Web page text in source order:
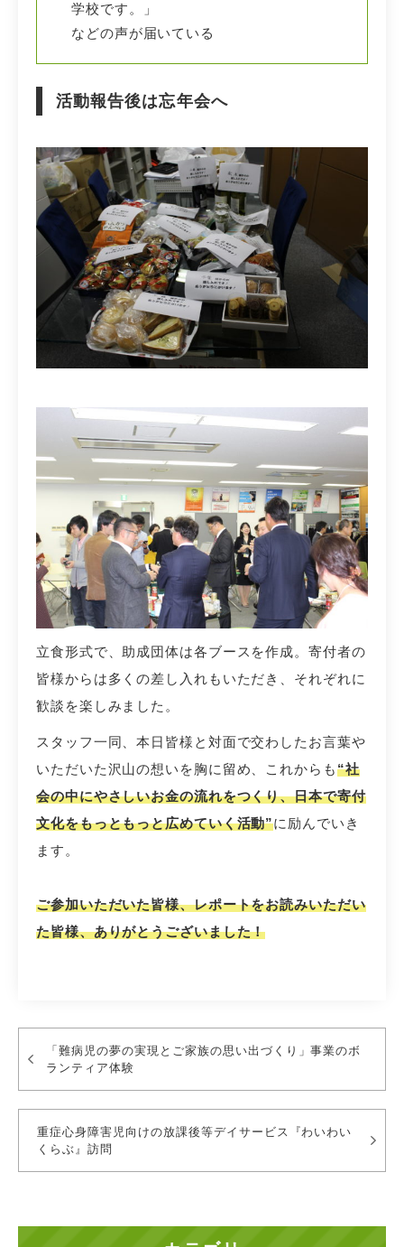
学校です。」
などの声が届いている
活動報告後は忘年会へ
立食形式で、助成団体は各ブースを作成。寄付者の
皆様からは多くの差し入れもいただき、それぞれに
歓談を楽しみました。
スタッフ一同、本日皆様と対面で交わしたお言葉や
いただいた沢山の想いを胸に留め、これからも“社
会の中にやさしいお金の流れをつくり、日本で寄付
文化をもっともっと広めていく活動”に励んでいき
ます。
ご参加いただいた皆様、レポートをお読みいただい
た皆様、ありがとうございました！
「難病児の夢の実現とご家族の思い出づくり」事業のボ
ランティア体験
重症心身障害児向けの放課後等デイサービス『わいわい
くらぶ』訪問